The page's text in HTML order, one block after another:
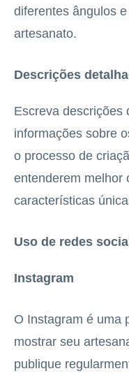
diferentes ângulos
artesanato.
Descrições
Escreva descrições
informações sobre
o processo de
entenderem melhor
características
Uso de redes
Instagram
O Instagram é uma
mostrar seu
publique